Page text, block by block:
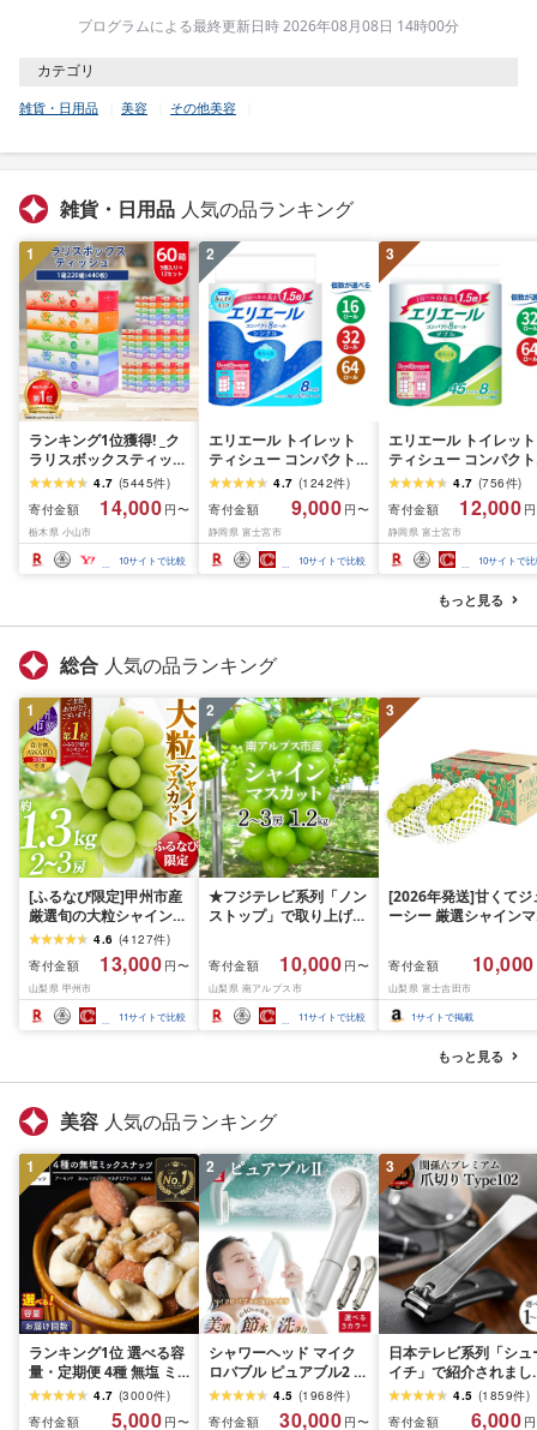
プログラムによる最終更新日時 2026年08月08日 14時00分
カテゴリ
雑貨・日用品 美容 その他美容
雑貨・日用品 人気の品ランキング
1
ランキング1位獲得! _ク
ラリスボックスティッシ
ュ60箱(1箱220組(440
枚))(5個入り×12セット)_
ティッシュ ティッシュ
ペーパー 日用品 常備品
生活用品 まとめ買い [配
送不可地域:離島・沖縄
4.7 (5445件)
寄付金額
14,000 円〜
栃木県 小山市
10サイトで比較
2
エリエール トイレット
ティシュー コンパクト
シングル [個数が選べ
る:16・32・64 ロール]
1.5倍巻 82.5m トイレッ
トペーパー シングル パ
ルプ100% 香りつき 日用
品 消耗品 備蓄 ふるさと
4.7 (1242件)
寄付金額
9,000 円〜
静岡県 富士宮市
10サイトで比較
3
エリエール トイレット
ティシュー コンパクト
ダブル [選べるロール
数:32・64 ロール] 1.5
巻 45m トイレットペ
パー ダブル パルプ
香りつき 日用品 消耗
備蓄 ふるさと納税 ふ
さと 送料無料 静岡県
4.7 (756件)
寄付金額
12,000
静岡県 富士宮市
10サイトで
もっと見る
総合 人気の品ランキング
1
[ふるなび限定]甲州市産
厳選旬の大粒シャインマ
スカット 約1.3kg 2〜3
房[2026年発送]
(MG)B12-472 FN-
Limited-VO シャインマ
スカット フルーツ
4.6 (4127件)
寄付金額
13,000 円〜
山梨県 甲州市
11サイトで比較
2
★フジテレビ系列「ノン
ストップ」で取り上げら
先行予約]南アルプス市
産シャインマスカット
1.2kg以上(2〜3房)ふる
さと納税 おすすめ 山梨
県 南アルプス市 送料無
寄付金額 10,000 円〜
山梨県 南アルプス市
11サイトで比較
3
[2026年発送]甘くてジ
ーシー 厳選シャインマ
月前半(1〜15日)から
月下旬までの発送) フ
ーツ ぶどう 果物 山梨
産 2026 旬 大粒 高級
寄付金額 10,000
山梨県 富士吉田市
1サイトで掲載
もっと見る
美容 人気の品ランキング
1
ランキング1位 選べる容
量・定期便 4種 無塩 ミ
ックスナッツ 500g 〜
4kg 素焼きアーモンド
4.7 (3000件)
寄付金額
5,000 円〜
2
シャワーヘッド マイク
ロバブル ピュアブル2 節
水 約40% 日本製 カート
リッジ不要 美肌 保湿 温
4.5 (1968件)
寄付金額
30,000 円〜
3
日本テレビ系列「シュ
イチ」で紹介されまし
(R7.09.13放送)[刀匠 関
孫六の伝統から生まれ
4.5 (1859件)
寄付金額
6,000